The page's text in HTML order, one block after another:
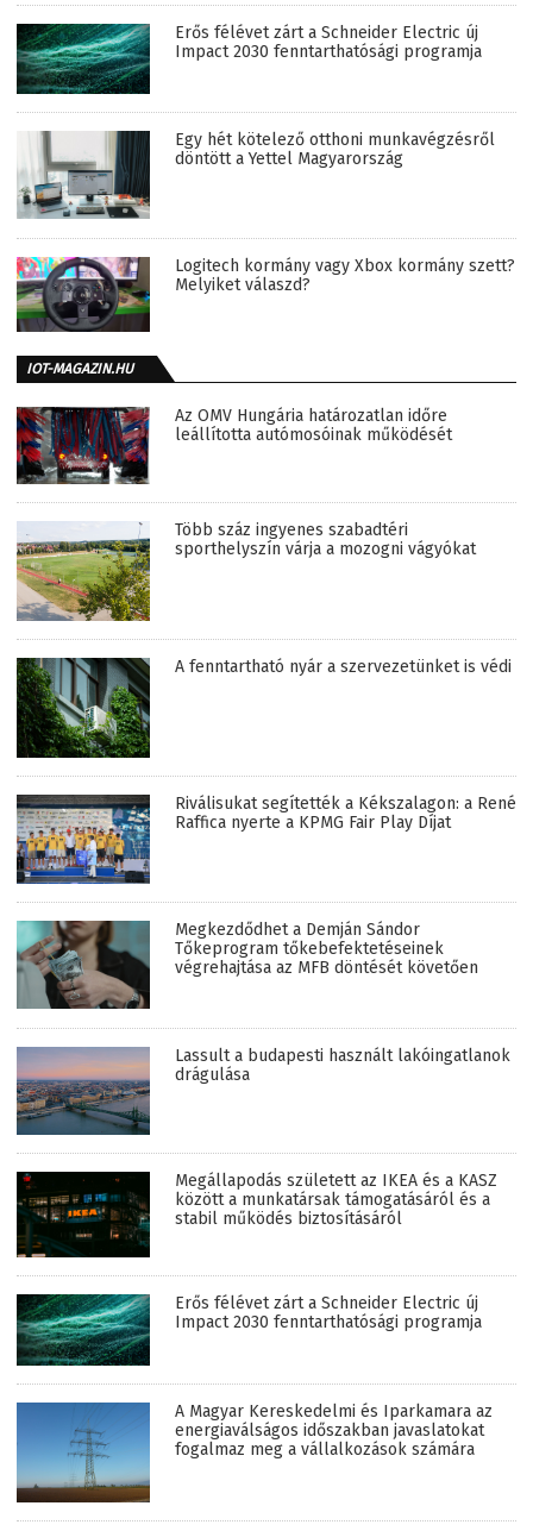
Erős félévet zárt a Schneider Electric új
Impact 2030 fenntarthatósági programja
Egy hét kötelező otthoni munkavégzésről
döntött a Yettel Magyarország
Logitech kormány vagy Xbox kormány szett?
Melyiket válaszd?
IOT-MAGAZIN.HU
Az OMV Hungária határozatlan időre
leállította autómosóinak működését
Több száz ingyenes szabadtéri
sporthelyszín várja a mozogni vágyókat
A fenntartható nyár a szervezetünket is védi
Riválisukat segítették a Kékszalagon: a René
Raffica nyerte a KPMG Fair Play Díjat
Megkezdődhet a Demján Sándor
Tőkeprogram tőkebefektetéseinek
végrehajtása az MFB döntését követően
Lassult a budapesti használt lakóingatlanok
drágulása
Megállapodás született az IKEA és a KASZ
között a munkatársak támogatásáról és a
stabil működés biztosításáról
Erős félévet zárt a Schneider Electric új
Impact 2030 fenntarthatósági programja
A Magyar Kereskedelmi és Iparkamara az
energiaválságos időszakban javaslatokat
fogalmaz meg a vállalkozások számára